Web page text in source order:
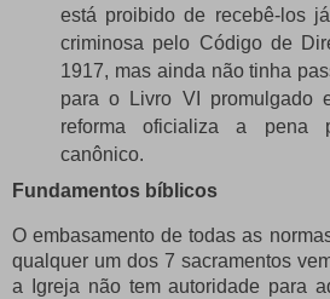
está proibido de recebê-los
criminosa pelo Código de
1917, mas ainda não tinha
para o Livro VI promulgado
reforma oficializa a pena
canônico.
Fundamentos bíblicos
O embasamento de todas as
qualquer um dos 7 sacramentos
a Igreja não tem autoridade para